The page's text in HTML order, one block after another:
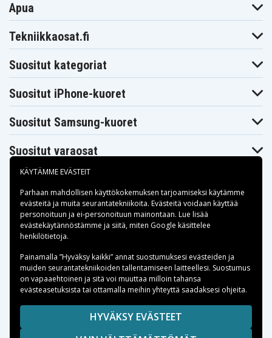
Apua
Tekniikkaosat.fi
Suositut kategoriat
Suositut iPhone-kuoret
Suositut Samsung-kuoret
Suositut varaosat
Maksuvaihtoehdot
Toimitusvaihtoehdot
Copyright © 2026, Spares Nordic AB
SIVULLA MAINITUT TAVARAMERKIT OVAT OMISTAJIENSA
KÄYTÄMME EVÄSTEIT
Parhaan mahdollisen käyttökokemuksen tarjoamiseksi käytämme
evästeitä ja muita seurantatekniikoita. Evästeitä voidaan käyttää
personoituun ja ei-personoituun mainontaan. Lue lisää
evästekäytännöstämme ja siitä, miten Google käsittelee
henkilötietoja.
Painamalla ”Hyväksy kaikki” annat suostumuksesi evästeiden ja
muiden seurantatekniikoiden tallentamiseen laitteellesi. Suostumus
on vapaaehtoinen ja sitä voi muuttaa milloin tahansa
evästeasetuksista tai ottamalla meihin yhteyttä saadaksesi ohjeita.
HYVÄKSY EVÄSTEET